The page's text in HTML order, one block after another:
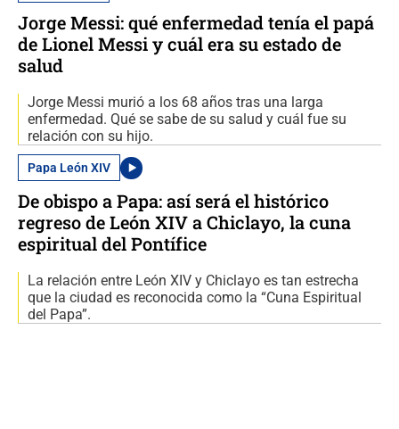
Jorge Messi: qué enfermedad tenía el papá
de Lionel Messi y cuál era su estado de
salud
Jorge Messi murió a los 68 años tras una larga
enfermedad. Qué se sabe de su salud y cuál fue su
relación con su hijo.
Papa León XIV
De obispo a Papa: así será el histórico
regreso de León XIV a Chiclayo, la cuna
espiritual del Pontífice
La relación entre León XIV y Chiclayo es tan estrecha
que la ciudad es reconocida como la “Cuna Espiritual
del Papa”.